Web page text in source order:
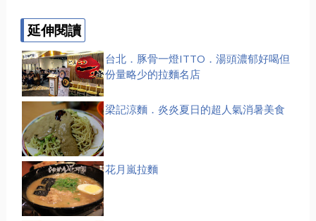
延伸閱讀
台北．豚骨一燈ITTO．湯頭濃郁好喝但
份量略少的拉麵名店
梁記涼麵．炎炎夏日的超人氣消暑美食
花月嵐拉麵